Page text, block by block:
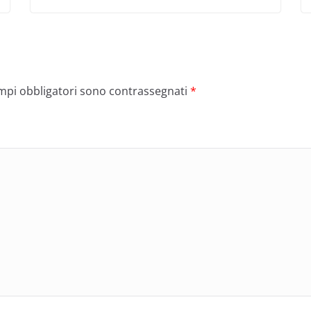
obbligatori sono contrassegnati *